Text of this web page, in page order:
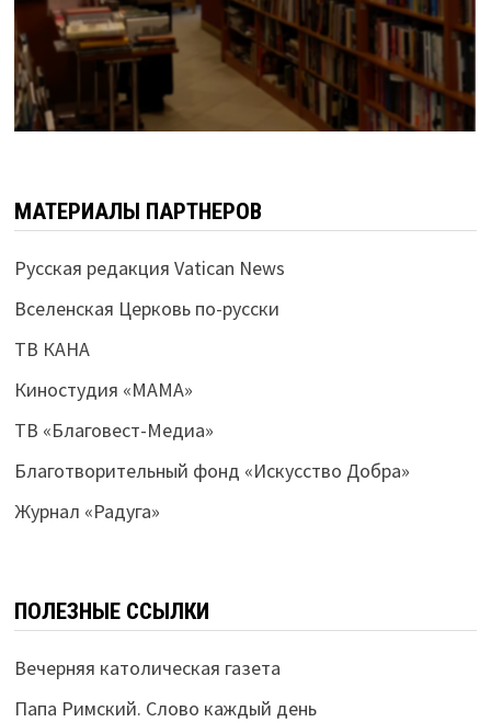
МАТЕРИАЛЫ ПАРТНЕРОВ
Русская редакция Vatican News
Вселенская Церковь по-русски
ТВ КАНА
Киностудия «МАМА»
ТВ «Благовест-Медиа»
Благотворительный фонд «Искусство Добра»
Журнал «Радуга»
ПОЛЕЗНЫЕ ССЫЛКИ
Вечерняя католическая газета
Папа Римский. Слово каждый день